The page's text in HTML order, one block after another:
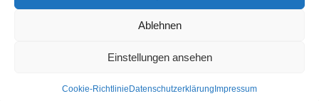
Ablehnen
Einstellungen ansehen
Cookie-Richtlinie Datenschutzerklärung Impressum
Weiterlesen
© Öztürk Gazetesi 1986 – 2026